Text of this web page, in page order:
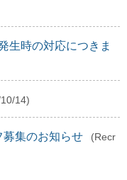
生時の対応につきま
14)
募集のお知らせ
(Recr